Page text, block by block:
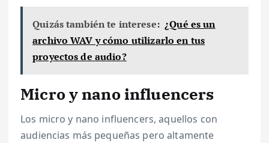
Quizás también te interese: ¿Qué es un
archivo WAV y cómo utilizarlo en tus
proyectos de audio?
Micro y nano influencers
Los micro y nano influencers, aquellos con
audiencias más pequeñas pero altamente